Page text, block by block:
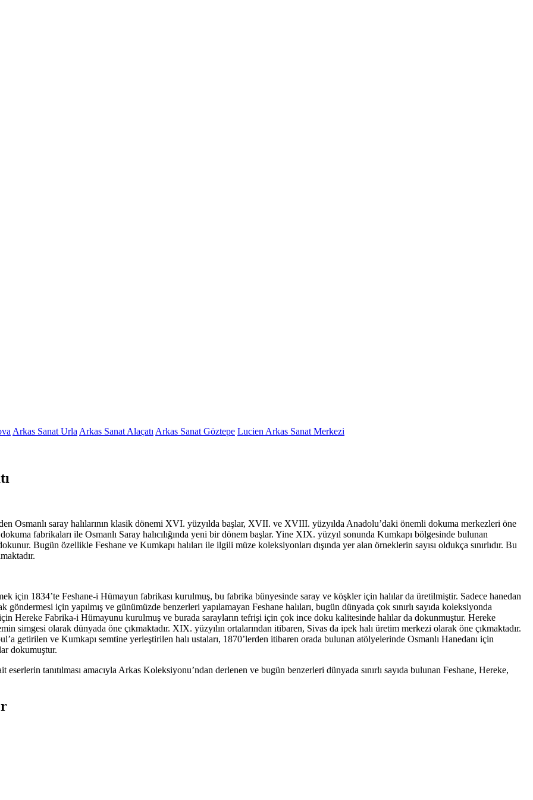
Arkas Sanat Urla Arkas Sanat Alaçatı Arkas Sanat Göztepe Lucien Arkas Sanat Merkezi
Osmanlı saray halılarının klasik dönemi XVI. yüzyılda başlar, XVII. ve XVIII. yüzyılda Anadolu’daki önemli dokuma merkezleri öne
fabrikaları ile Osmanlı Saray halıcılığında yeni bir dönem başlar. Yine XIX. yüzyıl sonunda Kumkapı bölgesinde bulunan
Bugün özellikle Feshane ve Kumkapı halıları ile ilgili müze koleksiyonları dışında yer alan örneklerin sayısı oldukça sınırlıdır. Bu
için 1834’te Feshane-i Hümayun fabrikası kurulmuş, bu fabrika bünyesinde saray ve köşkler için halılar da üretilmiştir. Sadece hanedan
göndermesi için yapılmış ve günümüzde benzerleri yapılamayan Feshane halıları, bugün dünyada çok sınırlı sayıda koleksiyonda
Hereke Fabrika-i Hümayunu kurulmuş ve burada sarayların tefrişi için çok ince doku kalitesinde halılar da dokunmuştur. Hereke
simgesi olarak dünyada öne çıkmaktadır. XIX. yüzyılın ortalarından itibaren, Sivas da ipek halı üretim merkezi olarak öne çıkmaktadır.
getirilen ve Kumkapı semtine yerleştirilen halı ustaları, 1870’lerden itibaren orada bulunan atölyelerinde Osmanlı Hanedanı için
dokumuştur.
tanıtılması amacıyla Arkas Koleksiyonu’ndan derlenen ve bugün benzerleri dünyada sınırlı sayıda bulunan Feshane, Hereke,